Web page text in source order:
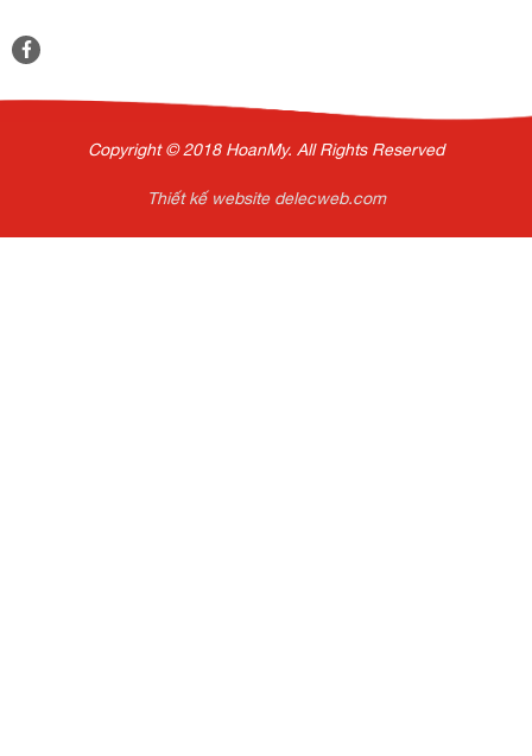
Copyright © 2018 HoanMy. All Rights Reserved
Thiết kế website delecweb.com